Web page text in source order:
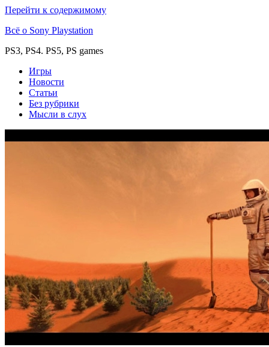
Перейти к содержимому
Всё о Sony Playstation
PS3, PS4. PS5, PS games
Игры
Новости
Статьи
Без рубрики
Мысли в слух